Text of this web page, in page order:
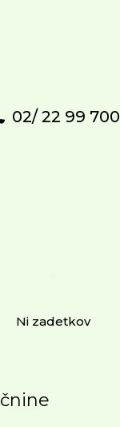
02/ 22 99 700
Ni zadetkov